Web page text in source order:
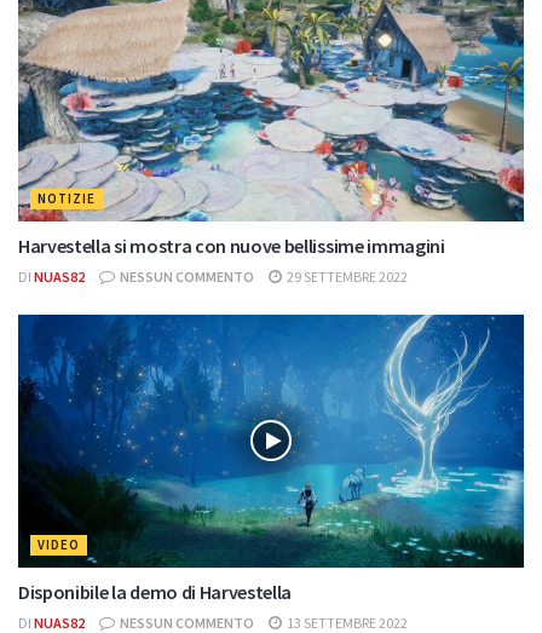
NOTIZIE
Harvestella si mostra con nuove bellissime immagini
DI NUAS82 NESSUN COMMENTO 29 SETTEMBRE 2022
VIDEO
Disponibile la demo di Harvestella
DI NUAS82 NESSUN COMMENTO 13 SETTEMBRE 2022